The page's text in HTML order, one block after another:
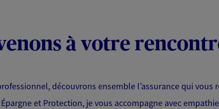
à votre
découvrons ensemble l’assurance qui vous
Épargne et Protection, je vous accompagne avec